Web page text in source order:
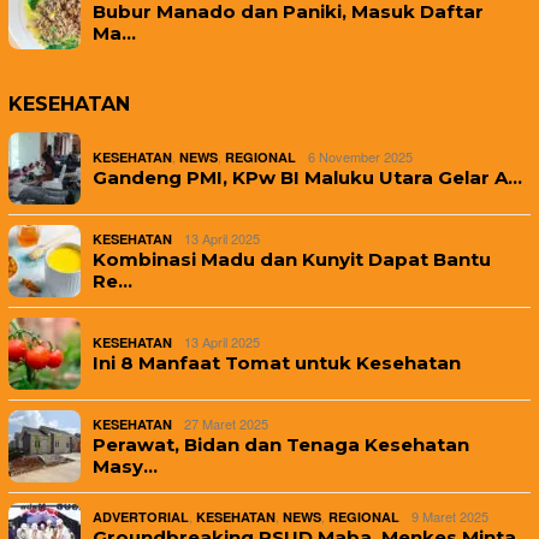
Bubur Manado dan Paniki, Masuk Daftar
Ma…
KESEHATAN
KESEHATAN, NEWS, REGIONAL 6 November 2025
Gandeng PMI, KPw BI Maluku Utara Gelar A…
KESEHATAN 13 April 2025
Kombinasi Madu dan Kunyit Dapat Bantu
Re…
KESEHATAN 13 April 2025
Ini 8 Manfaat Tomat untuk Kesehatan
KESEHATAN 27 Maret 2025
Perawat, Bidan dan Tenaga Kesehatan
Masy…
ADVERTORIAL, KESEHATAN, NEWS, REGIONAL 9 Maret 2025